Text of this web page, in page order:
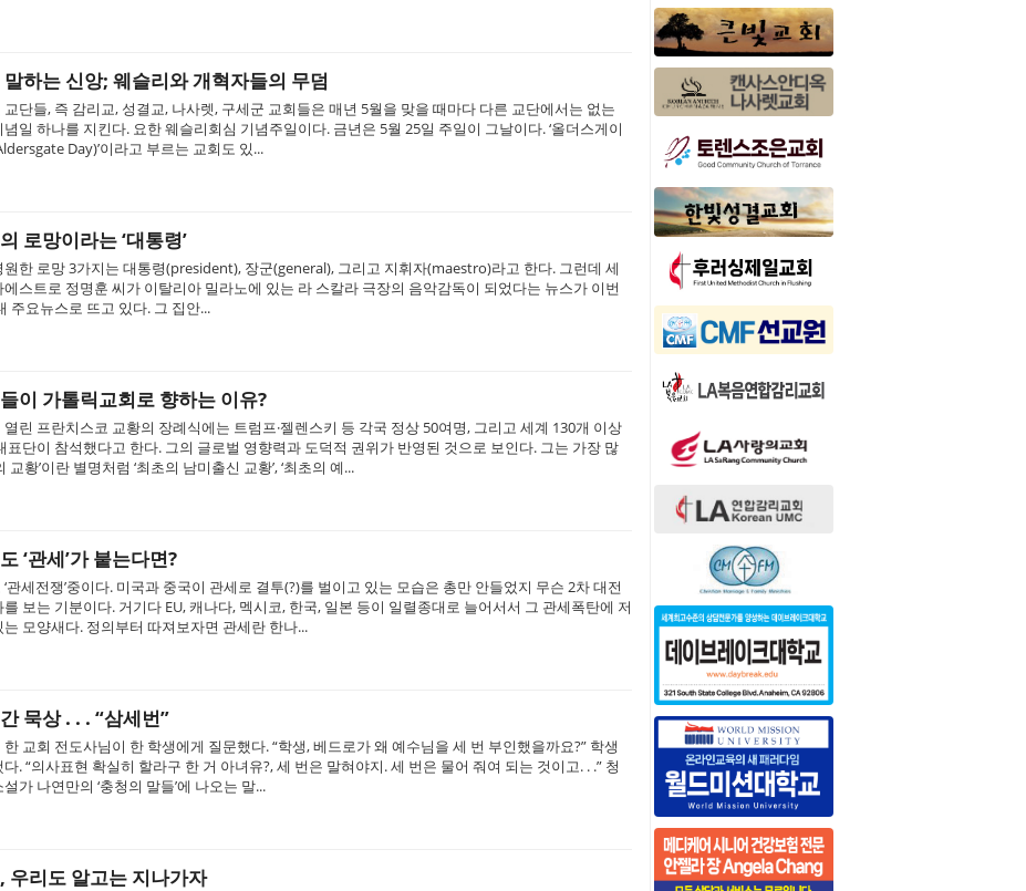
하는 신앙; 웨슬리와 개혁자들의 무덤
단들, 즉 감리교, 성결교, 나사렛, 구세군 교회들은 매년 5월을 맞을 때마다 다른 교단에서는 없는
념일 하나를 지킨다. 요한 웨슬리회심 기념주일이다. 금년은 5월 25일 주일이 그날이다. ‘올더스게이
Day)’이라고 부르는 교회도 있...
로망이라는 ‘대통령’
원한 로망 3가지는 대통령(president), 장군(general), 그리고 지휘자(maestro)라고 한다. 그런데 세
스트로 정명훈 씨가 이탈리아 밀라노에 있는 라 스칼라 극장의 음악감독이 되었다는 뉴스가 이번
주요뉴스로 뜨고 있다. 그 집안...
이 가톨릭교회로 향하는 이유?
열린 프란치스코 교황의 장례식에는 트럼프·젤렌스키 등 각국 정상 50여명, 그리고 세계 130개 이상
표단이 참석했다고 한다. 그의 글로벌 영향력과 도덕적 권위가 반영된 것으로 보인다. 그는 가장 많
교황’이란 별명처럼 ‘최초의 남미출신 교황’, ‘최초의 예...
‘관세’가 붙는다면?
관세전쟁’중이다. 미국과 중국이 관세로 결투(?)를 벌이고 있는 모습은 총만 안들었지 무슨 2차 대전
를 보는 기분이다. 거기다 EU, 캐나다, 멕시코, 한국, 일본 등이 일렬종대로 늘어서서 그 관세폭탄에 저
는 모양새다. 정의부터 따져보자면 관세란 한나...
묵상 . . . “삼세번”
한 교회 전도사님이 한 학생에게 질문했다. “학생, 베드로가 왜 예수님을 세 번 부인했을까요?” 학생
. “의사표현 확실히 할라구 한 거 아녀유?, 세 번은 말혀야지. 세 번은 물어 줘여 되는 것이고. . .” 청
가 나연만의 ‘충청의 말들’에 나오는 말...
우리도 알고는 지나가자